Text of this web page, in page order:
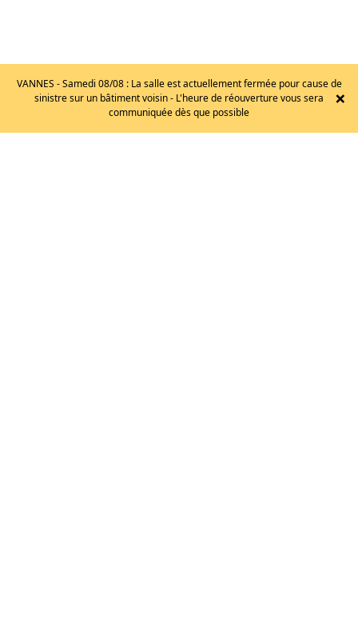
VANNES - Samedi 08/08 : La salle est actuellement fermée pour cause de
sinistre sur un bâtiment voisin - L'heure de réouverture vous sera
communiquée dès que possible
×
SCARPA